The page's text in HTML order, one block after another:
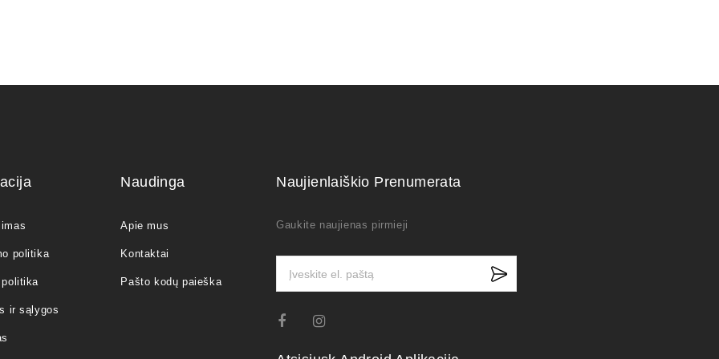
politika
ir sąlygos
Naudinga
Apie mus
Kontaktai
Pašto kodų paieška
Naujienlaiškio Prenumerata
Gaukite naujienas pirmieji